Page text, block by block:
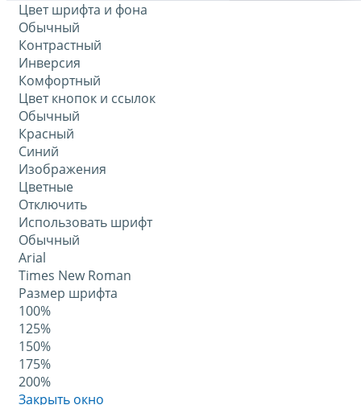
Цвет шрифта и фона
Обычный
Контрастный
Инверсия
Комфортный
Цвет кнопок и ссылок
Обычный
Красный
Синий
Изображения
Цветные
Отключить
Использовать шрифт
Обычный
Arial
Times New Roman
Размер шрифта
100%
125%
150%
175%
200%
Закрыть окно